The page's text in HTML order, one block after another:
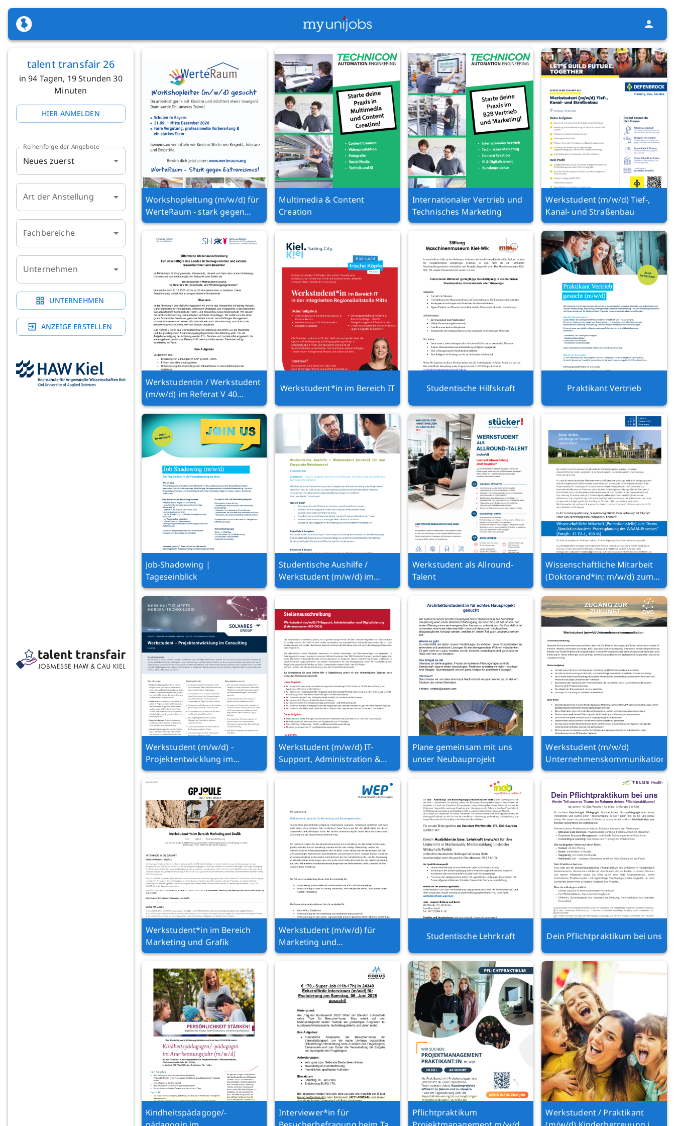
talent transfair 26
in 94 Tagen, 19 Stunden 30
Minuten
HIER ANMELDEN
Reihenfolge der Angebote
Neues zuerst
Art der Anstellung
Fachbereiche
Unternehmen
UNTERNEHMEN
ANZEIGE ERSTELLEN
Workshopleitung (m/w/d) für
WerteRaum - stark gegen
Extremismus! 2026
Multimedia & Content
Creation
Internationaler Vertrieb und
Technisches Marketing
Werkstudent (m/w/d) Tief-,
Kanal- und Straßenbau
Werkstudentin / Werkstudent
(m/w/d) im Referat V 40
„Grundsatz- und
Förderangelegenheiten“
Werkstudent*in im Bereich IT Studentische Hilfskraft Praktikant Vertrieb
Job-Shadowing |
Tageseinblick
Studentische Aushilfe /
Werkstudent (m/w/d) im
Corporate Development
Werkstudent als Allround-
Talent
Wissenschaftliche Mitarbeit
(Doktorand*in; m/w/d) zum
Thema „Simulationsbasierte
Prozessplanung des WAAM
Prozesses“ (EntgGr. 13 TV-L,
100 %)
Werkstudent (m/w/d) -
Projektentwicklung im
Consulting
Werkstudent (m/w/d) IT-
Support, Administration &
Digitalisierung
Plane gemeinsam mit uns
unser Neubauprojekt
Werkstudent (m/w/d)
Unternehmenskommunikation
Werkstudent*in im Bereich
Marketing und Grafik
Werkstudent (m/w/d) für
Marketing und
Büroorganisation
Studentische Lehrkraft Dein Pflichtpraktikum bei uns
Kindheitspädagoge/-
Interviewer*in für
Pflichtpraktikum
Werkstudent / Praktikant